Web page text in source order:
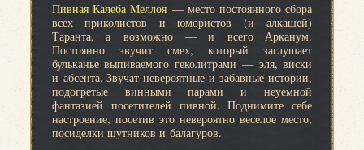
Пивная Калеба Меллоя — место постоянного сбора
всех приколистов и юмористов (и алкашей)
Таранта, а возможно — и всего Арканум.
Постоянно звучит смех, который заглушает
бульканье выпиваемого геколитрами — эля, виски
и абсента. Звучат невероятные и забавные истории,
подогретые винными парами и неуемной
фантазией посетителей пивной. Поднимите себе
настроение, посетив это невероятно веселое место,
посиделки шутников и балагуров.